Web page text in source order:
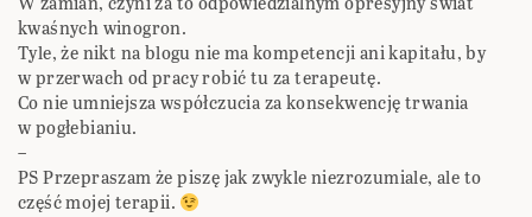
kwaśnych winogron.
Tyle, że nikt na blogu nie ma kompetencji ani kapitału, by
w przerwach od pracy robić tu za terapeutę.
Co nie umniejsza współczucia za konsekwencję trwania
w pogłebianiu.
–
PS Przepraszam że piszę jak zwykle niezrozumiale, ale to
część mojej terapii.